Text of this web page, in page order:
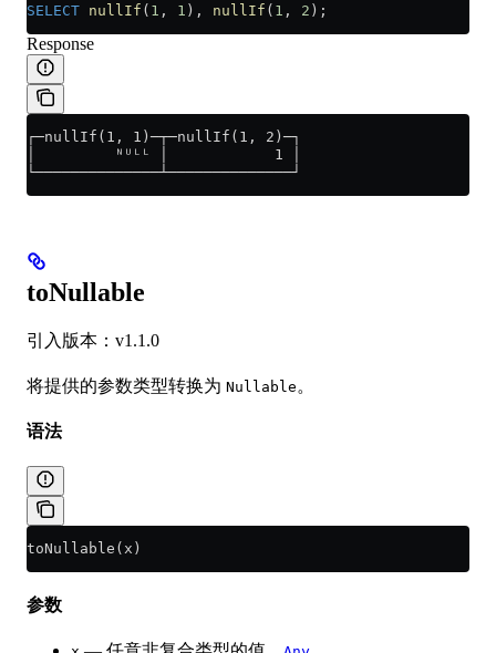
SELECT nullIf ( 1 , 1 ), nullIf ( 1 , 2 );
Response
┌─nullIf(1, 1)─┬─nullIf(1, 2)─┐
│         ᴺᵁᴸᴸ │            1 │
└──────────────┴──────────────┘
toNullable
引入版本：v1.1.0
将提供的参数类型转换为 Nullable 。
语法
toNullable(x)
参数